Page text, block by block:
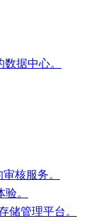
据中心。
核服务。
。
储管理平台。